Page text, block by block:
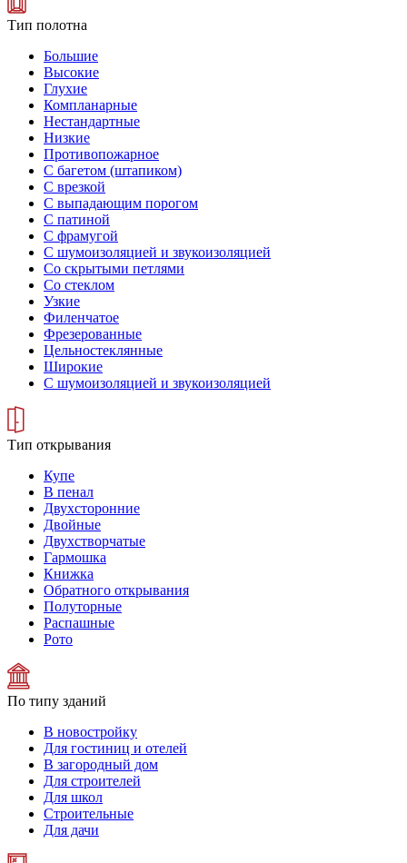
Тип полотна
Большие
Высокие
Глухие
Компланарные
Нестандартные
Низкие
Противопожарное
С багетом (штапиком)
С врезкой
С выпадающим порогом
С патиной
С фрамугой
С шумоизоляцией и звукоизоляцией
Со скрытыми петлями
Со стеклом
Узкие
Филенчатое
Фрезерованные
Цельностеклянные
Широкие
С шумоизоляцией и звукоизоляцией
Тип открывания
Купе
В пенал
Двухсторонние
Двойные
Двухстворчатые
Гармошка
Книжка
Обратного открывания
Полуторные
Распашные
Рото
По типу зданий
В новостройку
Для гостиниц и отелей
В загородный дом
Для строителей
Для школ
Строительные
Для дачи